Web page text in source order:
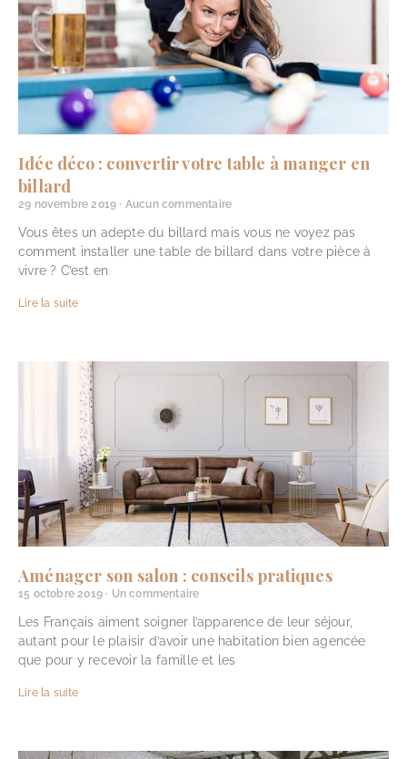
Idée déco : convertir votre table à manger en
billard
29 novembre 2019 Aucun commentaire
Vous êtes un adepte du billard mais vous ne voyez pas
comment installer une table de billard dans votre pièce à
vivre ? C’est en
Lire la suite
Aménager son salon : conseils pratiques
15 octobre 2019 Un commentaire
Les Français aiment soigner l’apparence de leur séjour,
autant pour le plaisir d’avoir une habitation bien agencée
que pour y recevoir la famille et les
Lire la suite